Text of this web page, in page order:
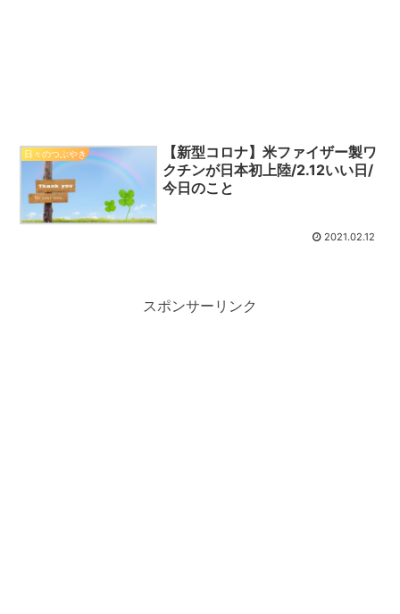
日々のつぶやき
【新型コロナ】米ファイザー製ワ
クチンが日本初上陸/2.12いい日/
今日のこと
2021.02.12
スポンサーリンク